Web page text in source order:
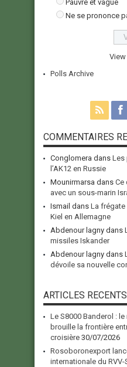
Pauvre et vague
Ne se prononce
Polls Archive
COMMENTAIRES
Conglomera dans Les
l’AK12 en Russie
Mounirmarsa dans Ce
avec un sous-marin
Ismail dans La frégate
Kiel en Allemagne
Abdenour lagny dans
missiles Iskander
Abdenour lagny dans
dévoile sa nouvelle
ARTICLES RECENTS
Le S8000 Banderol :
brouille la frontière
croisière 30/07/2026
Rosoboronexport
internationale du